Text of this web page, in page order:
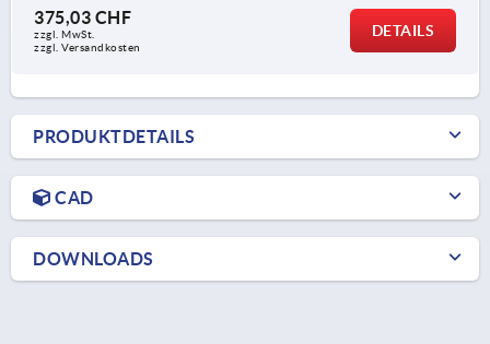
375,03 CHF
zzgl. MwSt.
zzgl. Versandkosten
DETAILS
PRODUKTDETAILS
CAD
DOWNLOADS